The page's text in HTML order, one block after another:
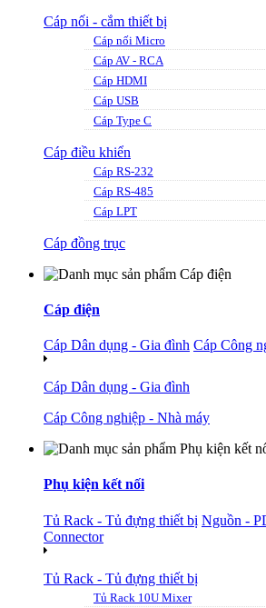
Cáp nối - cắm thiết bị
Cáp nối Micro
Cáp AV - RCA
Cáp HDMI
Cáp USB
Cáp Type C
Cáp điều khiển
Cáp RS-232
Cáp RS-485
Cáp LPT
Cáp đồng trục
Cáp điện
Cáp Dân dụng - Gia đình Cáp Công
Cáp Dân dụng - Gia đình
Cáp Công nghiệp - Nhà máy
Phụ kiện kết nối
Tủ Rack - Tủ đựng thiết bị Nguồn -
Connector
Tủ Rack - Tủ đựng thiết bị
Tủ Rack 10U Mixer